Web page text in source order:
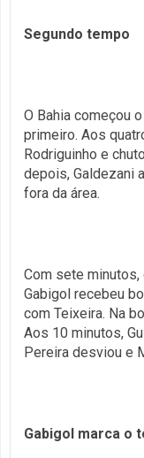
Segundo tempo
O Bahia começou
primeiro. Aos
Rodriguinho e
depois, Galdezani
fora da área.
Com sete minutos,
Gabigol recebeu
com Teixeira. Na
Aos 10 minutos,
Pereira desviou e
Gabigol marca o